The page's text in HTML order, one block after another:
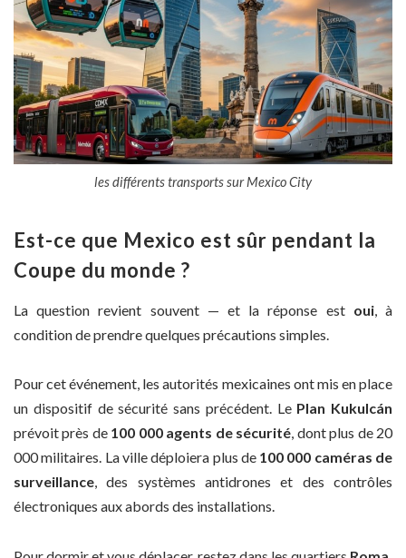
les différents transports sur Mexico City
Est-ce que Mexico est sûr pendant la
Coupe du monde ?
La question revient souvent — et la réponse est oui, à
condition de prendre quelques précautions simples.
Pour cet événement, les autorités mexicaines ont mis en place
un dispositif de sécurité sans précédent. Le Plan Kukulcán
prévoit près de 100 000 agents de sécurité, dont plus de 20
000 militaires. La ville déploiera plus de 100 000 caméras de
surveillance, des systèmes antidrones et des contrôles
électroniques aux abords des installations.